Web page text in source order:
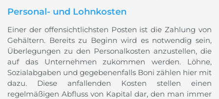
Personal- und Lohnkosten
Einer der offensichtlichsten Posten ist die Zahlung von
Gehältern. Bereits zu Beginn wird es notwendig sein,
Überlegungen zu den Personalkosten anzustellen, die
auf das Unternehmen zukommen werden. Löhne,
Sozialabgaben und gegebenenfalls Boni zählen hier mit
dazu. Diese anfallenden Kosten stellen einen
regelmäßigen Abfluss von Kapital dar, den man immer